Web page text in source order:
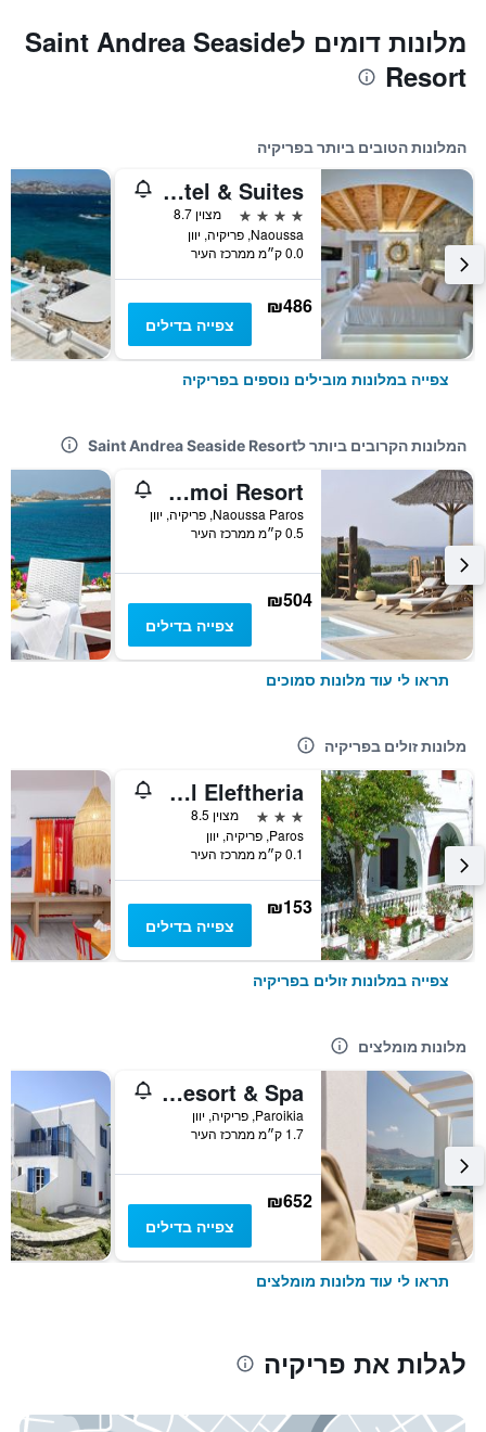
מלונות דומים לSaint Andrea Seaside
Resort
המלונות הטובים ביותר בפריקיה
Zefi Hotel & Suites
4 כוכבים
מצוין 8.7
Naoussa, פריקיה, יוון
0.0 ק״מ ממרכז העיר
₪486
צפייה בדילים
צפייה במלונות מובילים נוספים בפריקיה
המלונות הקרובים ביותר לSaint Andrea Seaside Resort
Anemoi Resort
Naoussa Paros, פריקיה, יוון
0.5 ק״מ ממרכז העיר
₪504
צפייה בדילים
תראו לי עוד מלונות סמוכים
מלונות זולים בפריקיה
Hotel Eleftheria
3 כוכבים
מצוין 8.5
Paros, פריקיה, יוון
0.1 ק״מ ממרכז העיר
₪153
צפייה בדילים
צפייה במלונות זולים בפריקיה
מלונות מומלצים
Paros Agnanti Resort & Spa
Paroikia, פריקיה, יוון
1.7 ק״מ ממרכז העיר
₪652
צפייה בדילים
תראו לי עוד מלונות מומלצים
לגלות את פריקיה